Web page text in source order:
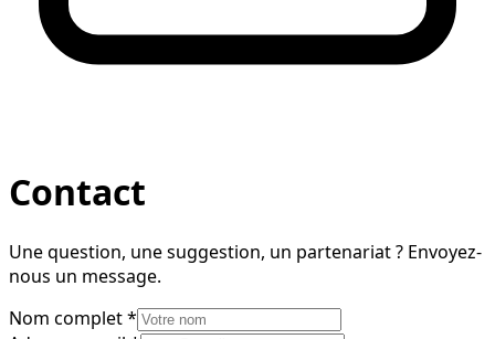
Contact
Une question, une suggestion, un partenariat ? Envoyez-
nous un message.
Nom complet*